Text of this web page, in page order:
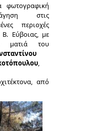
φωτογραφική
στις
περιοχές
Β. Εύβοιας, με
ματιά του
,
από